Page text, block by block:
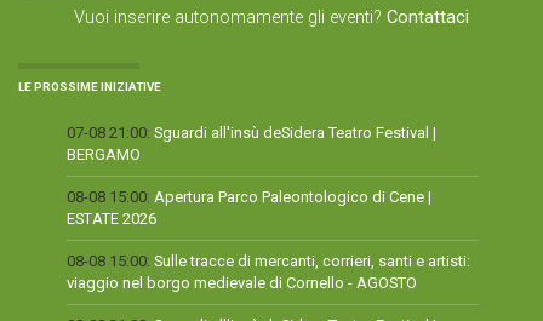
Vuoi inserire autonomamente gli eventi? Contattaci
LE PROSSIME INIZIATIVE
07-08 21:00: Sguardi all'insù deSidera Teatro Festival |
BERGAMO
08-08 15:00: Apertura Parco Paleontologico di Cene |
ESTATE 2026
08-08 15:00: Sulle tracce di mercanti, corrieri, santi e artisti:
viaggio nel borgo medievale di Cornello - AGOSTO